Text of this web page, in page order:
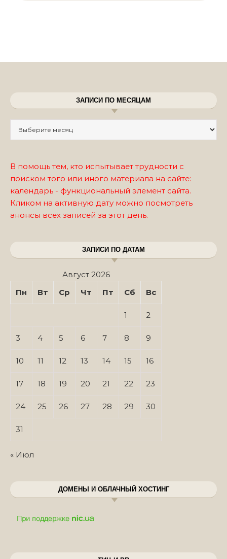
ЗАПИСИ ПО МЕСЯЦАМ
В помощь тем, кто испытывает трудности с
поиском того или иного материала на сайте:
календарь - функциональный элемент сайта.
Кликом на активную дату можно посмотреть
анонсы всех записей за этот день.
ЗАПИСИ ПО ДАТАМ
Август 2026
Пн
Вт Ср Чт Пт Сб Вс
1 2
3 4 5 6 7 8 9
10 11 12 13 14 15 16
17 18 19 20 21 22 23
24 25 26 27 28 29 30
31
« Июл
ДОМЕНЫ И ОБЛАЧНЫЙ ХОСТИНГ